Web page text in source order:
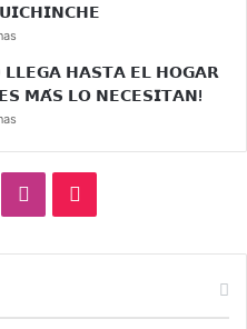
𝗟𝗟𝗘𝗚𝗔 𝗛𝗔𝗦𝗧𝗔 𝗘𝗟 𝗛𝗢𝗚𝗔𝗥
𝗠𝗔́𝗦 𝗟𝗢 𝗡𝗘𝗖𝗘𝗦𝗜𝗧𝗔𝗡!
Instagram